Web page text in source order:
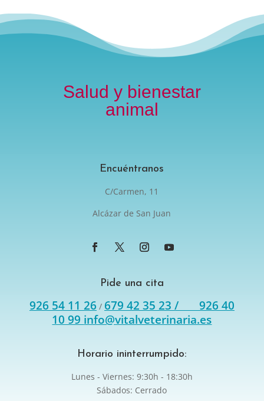
Salud y bienestar
animal
Encuéntranos
C/Carmen, 11
Alcázar de San Juan
Pide una cita
926 54 11 26 / 679 42 35 23 / 926 40
10 99 info@vitalveterinaria.es
Horario ininterrumpido:
Lunes - Viernes: 9:30h - 18:30h
Sábados: Cerrado